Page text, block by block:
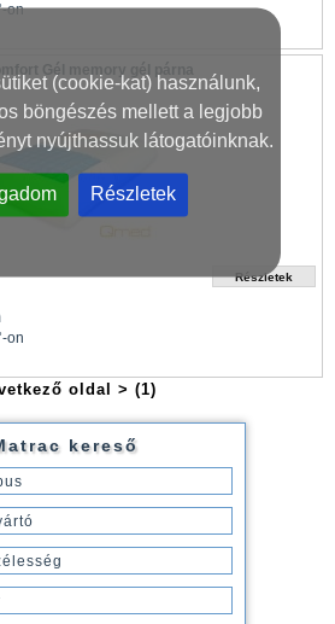
(cookie-kat) használunk,
böngészés mellett a legjobb
nyújthassuk látogatóinknak.
Részletek
on
on
oldal > (1)
kereső